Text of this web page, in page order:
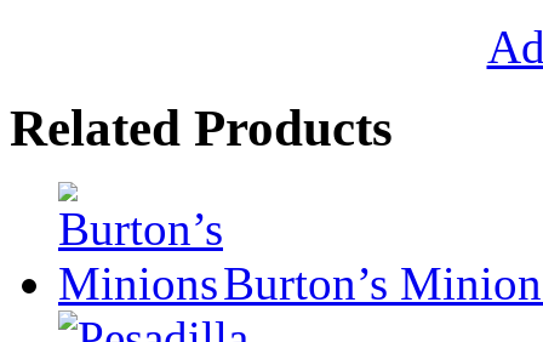
Related Products
Burton’s